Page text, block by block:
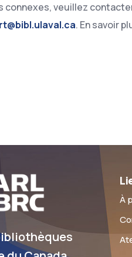
connexes, veuillez
. En savoir
À